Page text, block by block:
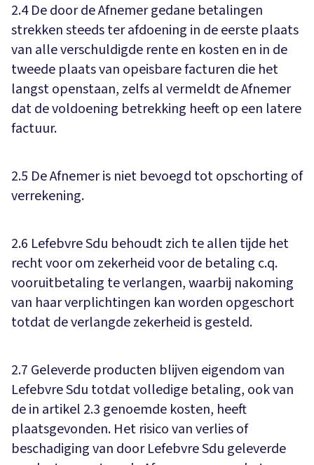
2.4 De door de Afnemer gedane betalingen
strekken steeds ter afdoening in de eerste plaats
van alle verschuldigde rente en kosten en in de
tweede plaats van opeisbare facturen die het
langst openstaan, zelfs al vermeldt de Afnemer
dat de voldoening betrekking heeft op een latere
factuur.
2.5 De Afnemer is niet bevoegd tot opschorting of
verrekening.
2.6 Lefebvre Sdu behoudt zich te allen tijde het
recht voor om zekerheid voor de betaling c.q.
vooruitbetaling te verlangen, waarbij nakoming
van haar verplichtingen kan worden opgeschort
totdat de verlangde zekerheid is gesteld.
2.7 Geleverde producten blijven eigendom van
Lefebvre Sdu totdat volledige betaling, ook van
de in artikel 2.3 genoemde kosten, heeft
plaatsgevonden. Het risico van verlies of
beschadiging van door Lefebvre Sdu geleverde